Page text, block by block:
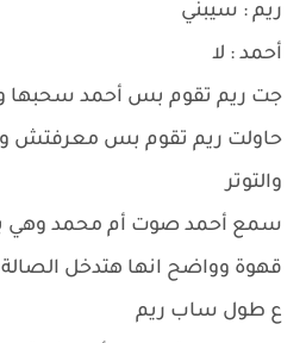
ريم : سيبني
أحمد : لا
جت ريم تقوم بس أحمد سحبها
حاولت ريم تقوم بس معرفتش
والتوتر
سمع أحمد صوت أم محمد وهي
قهوة وواضح انها هتدخل الصالة
ع طول ساب ريم